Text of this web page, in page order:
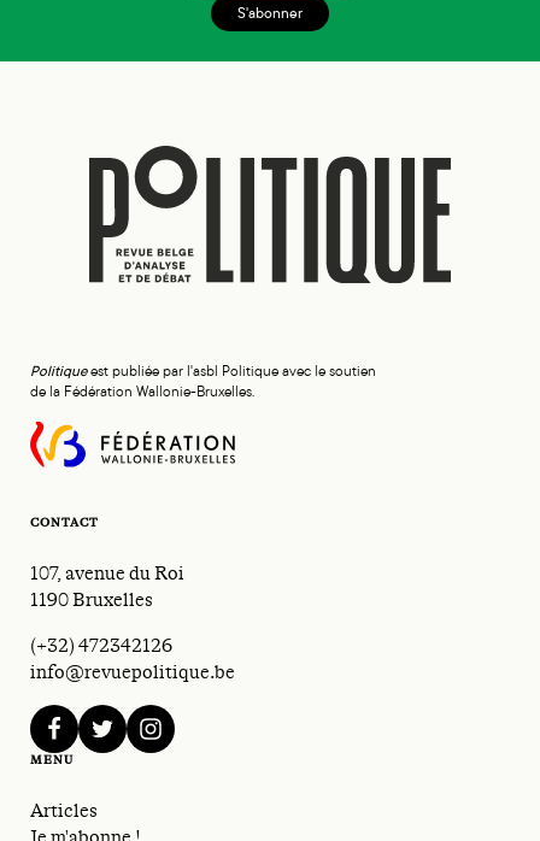
S'abonner
Politiqueest publiée par l'asbl Politique avec le soutien
de la Fédération Wallonie-Bruxelles.
CONTACT
107, avenue du Roi
1190 Bruxelles
(+32) 472342126
info@revuepolitique.be
facebooktwitterinstagram
MENU
Articles